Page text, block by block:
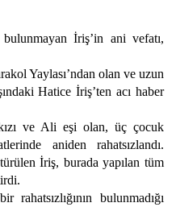
İriş’in ani vefatı,
Yaylası’ndan olan ve uzun
Hatice İriş’ten acı haber
ve Ali eşi olan, üç çocuk
aniden rahatsızlandı.
İriş, burada yapılan tüm
bulunmadığı